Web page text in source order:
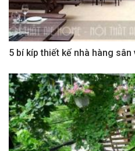
5 bí kíp thiết kế nhà hàng